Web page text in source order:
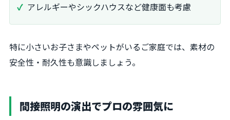
アレルギーやシックハウスなど健康面も考慮
特に小さいお子さまやペットがいるご家庭では、素材の
安全性・耐久性も意識しましょう。
間接照明の演出でプロの雰囲気に